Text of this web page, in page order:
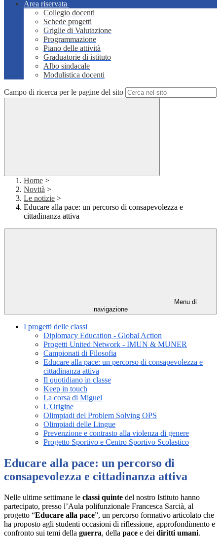
Area riservata
Collegio docenti
Schede progetti
Griglie di Valutazione
Programmazione
Piano delle attività
Graduatorie di istituto
Albo sindacale
Modulistica docenti
Campo di ricerca per le pagine del sito
Home >
Novità >
Le notizie >
Educare alla pace: un percorso di consapevolezza e
cittadinanza attiva
Menu di
navigazione
I progetti delle classi
Diplomacy Education - Global Action
Progetti United Network - IMUN & MUNER
Campionati di Filosofia
Educare alla pace: un percorso di consapevolezza e
cittadinanza attiva
Il quotidiano in classe
Keep in touch
La corsa di Miguel
L'Origine
Olimpiadi del Problem Solving OPS
Olimpiadi delle Lingue
Prevenzione e contrasto alla violenza di genere
Progetto Sportivo e Centro Sportivo Scolastico
Educare alla pace: un percorso di
consapevolezza e cittadinanza attiva
Nelle ultime settimane le classi quinte del nostro Istituto hanno
partecipato, presso l’Aula polifunzionale Francesca Sarcià, al
progetto “Educare alla pace”, un percorso formativo articolato che
ha proposto agli studenti occasioni di riflessione, approfondimento e
confronto sui temi della guerra, della pace e dei diritti umani.